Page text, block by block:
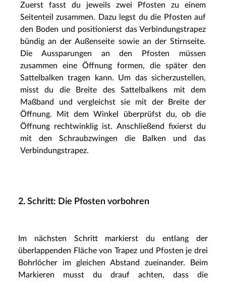
Zuerst fasst du jeweils zwei Pfosten zu einem
Seitenteil zusammen. Dazu legst du die Pfosten auf
den Boden und positionierst das Verbindungstrapez
bündig an der Außenseite sowie an der Stirnseite.
Die Aussparungen an den Pfosten müssen
zusammen eine Öffnung formen, die später den
Sattelbalken tragen kann. Um das sicherzustellen,
misst du die Breite des Sattelbalkens mit dem
Maßband und vergleichst sie mit der Breite der
Öffnung. Mit dem Winkel überprüfst du, ob die
Öffnung rechtwinklig ist. Anschließend fixierst du
mit den Schraubzwingen die Balken und das
Verbindungstrapez.
2. Schritt: Die Pfosten vorbohren
Im nächsten Schritt markierst du entlang der
überlappenden Fläche von Trapez und Pfosten je drei
Bohrlöcher im gleichen Abstand zueinander. Beim
Markieren musst du drauf achten, dass die